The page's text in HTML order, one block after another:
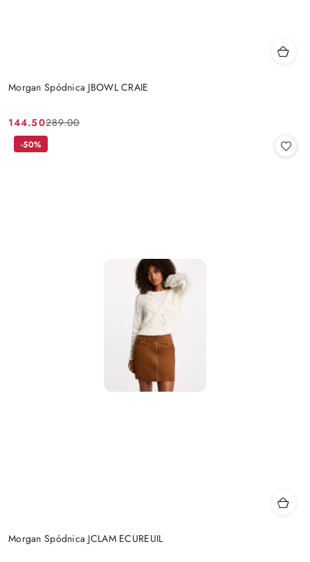
Morgan Spódnica JBOWL CRAIE
Cena
promocyjna:
144.50
Cena
przed
289.00
Morgan Spódnica JCLAM ECUREUIL
-50%